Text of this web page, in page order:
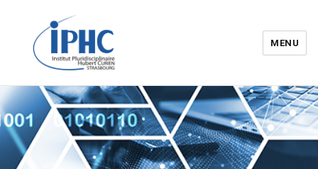
Institut pluridisciplinaire Hubert
Curien – IPHC
MENU